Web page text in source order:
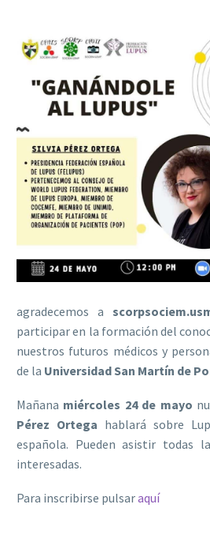
agradecemos a
participar en la formación del
nuestros futuros médicos y
de la Universidad San Martín de
Mañana miércoles 24 de mayo
Pérez Ortega hablará sobre
española. Pueden asistir todas
interesadas.
Para inscribirse pulsaraquí